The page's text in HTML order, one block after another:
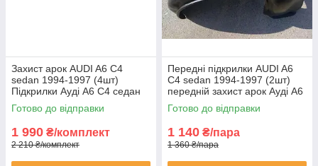
Захист арок AUDI A6 C4
sedan 1994-1997 (4шт)
Підкрилки Ауді А6 С4 седан
(комплект 4 локера)
Готово до відправки
1 990 ₴/комплект
2 210 ₴/комплект
Передні підкрилки AUDI A6
C4 sedan 1994-1997 (2шт)
передній захист арок Ауді А6
С4 седан пара передніх
локерів
Готово до відправки
1 140 ₴/пара
1 360 ₴/пара